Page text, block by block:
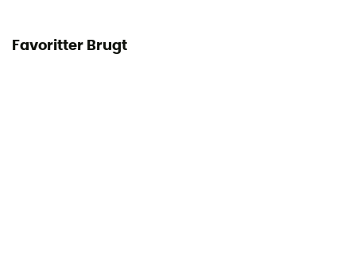
Favoritter Brugt